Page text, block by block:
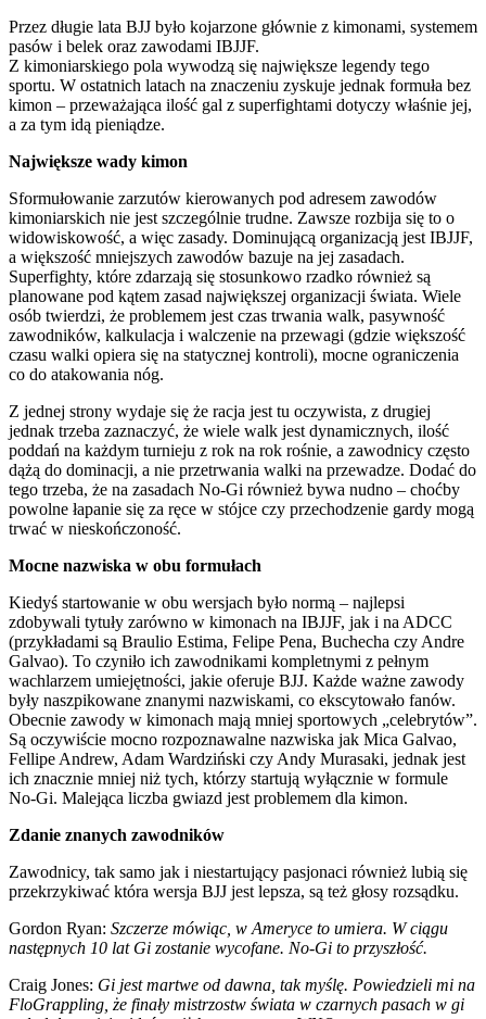
Przez długie lata BJJ było kojarzone głównie z kimonami, systemem
pasów i belek oraz zawodami IBJJF.
Z kimoniarskiego pola wywodzą się największe legendy tego
sportu. W ostatnich latach na znaczeniu zyskuje jednak formuła bez
kimon – przeważająca ilość gal z superfightami dotyczy właśnie jej,
a za tym idą pieniądze.
Największe wady kimon
Sformułowanie zarzutów kierowanych pod adresem zawodów
kimoniarskich nie jest szczególnie trudne. Zawsze rozbija się to o
widowiskowość, a więc zasady. Dominującą organizacją jest IBJJF,
a większość mniejszych zawodów bazuje na jej zasadach.
Superfighty, które zdarzają się stosunkowo rzadko również są
planowane pod kątem zasad największej organizacji świata. Wiele
osób twierdzi, że problemem jest czas trwania walk, pasywność
zawodników, kalkulacja i walczenie na przewagi (gdzie większość
czasu walki opiera się na statycznej kontroli), mocne ograniczenia
co do atakowania nóg.
Z jednej strony wydaje się że racja jest tu oczywista, z drugiej
jednak trzeba zaznaczyć, że wiele walk jest dynamicznych, ilość
poddań na każdym turnieju z rok na rok rośnie, a zawodnicy często
dążą do dominacji, a nie przetrwania walki na przewadze. Dodać do
tego trzeba, że na zasadach No-Gi również bywa nudno – choćby
powolne łapanie się za ręce w stójce czy przechodzenie gardy mogą
trwać w nieskończoność.
Mocne nazwiska w obu formułach
Kiedyś startowanie w obu wersjach było normą – najlepsi
zdobywali tytuły zarówno w kimonach na IBJJF, jak i na ADCC
(przykładami są Braulio Estima, Felipe Pena, Buchecha czy Andre
Galvao). To czyniło ich zawodnikami kompletnymi z pełnym
wachlarzem umiejętności, jakie oferuje BJJ. Każde ważne zawody
były naszpikowane znanymi nazwiskami, co ekscytowało fanów.
Obecnie zawody w kimonach mają mniej sportowych „celebrytów”.
Są oczywiście mocno rozpoznawalne nazwiska jak Mica Galvao,
Fellipe Andrew, Adam Wardziński czy Andy Murasaki, jednak jest
ich znacznie mniej niż tych, którzy startują wyłącznie w formule
No-Gi. Malejąca liczba gwiazd jest problemem dla kimon.
Zdanie znanych zawodników
Zawodnicy, tak samo jak i niestartujący pasjonaci również lubią się
przekrzykiwać która wersja BJJ jest lepsza, są też głosy rozsądku.
Gordon Ryan: Szczerze mówiąc, w Ameryce to umiera. W ciągu
następnych 10 lat Gi zostanie wycofane. No-Gi to przyszłość.
Craig Jones: Gi jest martwe od dawna, tak myślę. Powiedzieli mi na
FloGrappling, że finały mistrzostw świata w czarnych pasach w gi